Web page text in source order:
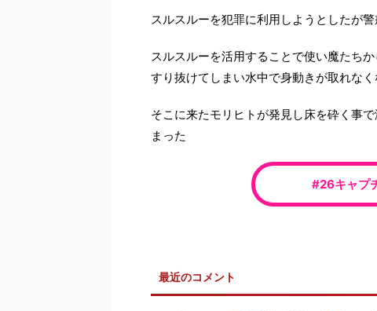
スルスルーを犯罪に利用しようとしたが
スルスルーを活用することで使い魔たち
すり抜けてしまい水中で身動きが取れなく
そこに来たモリヒトが発見し床を砕く事
まった
#26キャプ
最近のコメント